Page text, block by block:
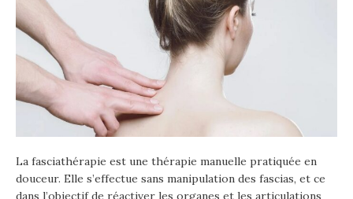
La fasciathérapie est une thérapie manuelle pratiquée en
douceur. Elle s’effectue sans manipulation des fascias, et ce
dans l’objectif de réactiver les organes et les articulations